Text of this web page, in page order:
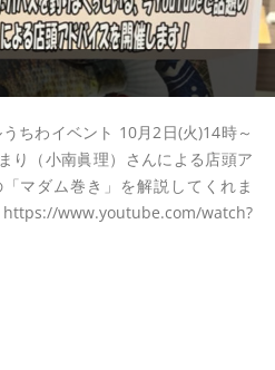
ちわイベント 10月2日(火)14時～
り（小南眞理）さんによる店頭ア
マダム巻き」を解説してくれま
watch?